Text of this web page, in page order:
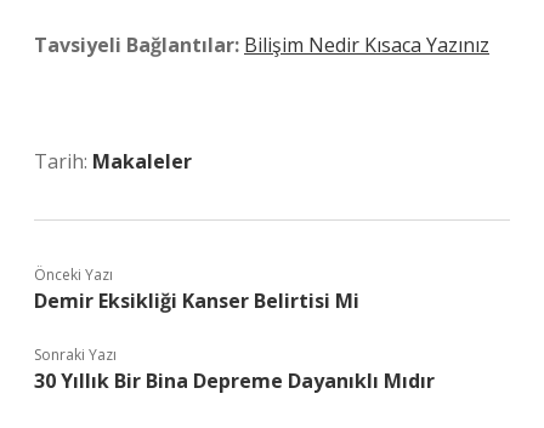
Tavsiyeli Bağlantılar: Bilişim Nedir Kısaca Yazınız
Tarih: Makaleler
Önceki Yazı
Demir Eksikliği Kanser Belirtisi Mi
Sonraki Yazı
30 Yıllık Bir Bina Depreme Dayanıklı Mıdır